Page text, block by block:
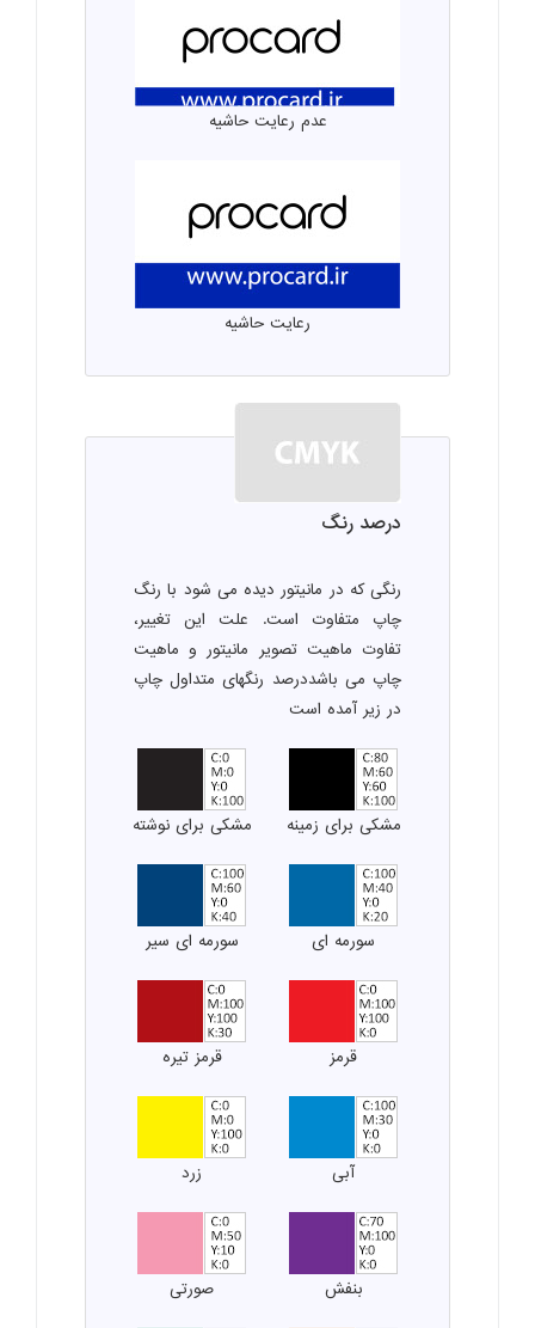
عدم رعایت حاشیه
رعایت حاشیه
درصد رنگ
رنگی که در مانیتور دیده می شود با رنگ
چاپ متفاوت است. علت این تغییر،
تفاوت ماهیت تصویر مانیتور و ماهیت
چاپ می باشددرصد رنگهای متداول چاپ
در زیر آمده است
مشکی برای زمینه مشکی برای نوشته
سورمه ای سورمه ای سیر
قرمز قرمز تیره
آبی زرد
بنفش صورتی